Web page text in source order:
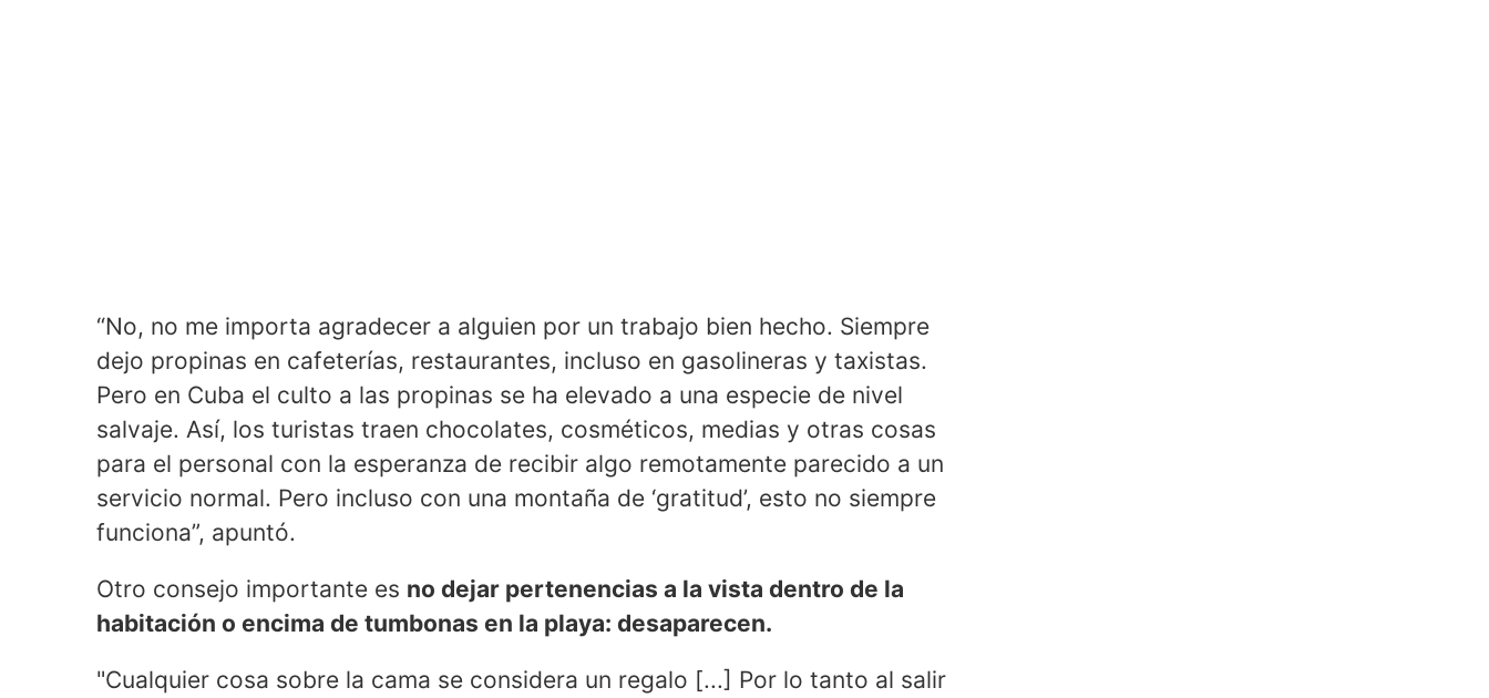
“No, no me importa agradecer a alguien por un trabajo bien hecho. Siempre
dejo propinas en cafeterías, restaurantes, incluso en gasolineras y taxistas.
Pero en Cuba el culto a las propinas se ha elevado a una especie de nivel
salvaje. Así, los turistas traen chocolates, cosméticos, medias y otras cosas
para el personal con la esperanza de recibir algo remotamente parecido a un
servicio normal. Pero incluso con una montaña de ‘gratitud’, esto no siempre
funciona”, apuntó.
Otro consejo importante es no dejar pertenencias a la vista dentro de la
habitación o encima de tumbonas en la playa: desaparecen.
"Cualquier cosa sobre la cama se considera un regalo [...] Por lo tanto al salir